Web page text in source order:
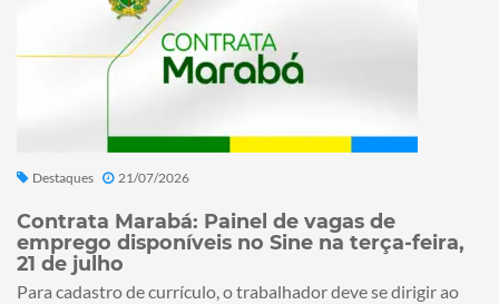
Destaques 21/07/2026
Contrata Marabá: Painel de vagas de
emprego disponíveis no Sine na terça-feira,
21 de julho
Para cadastro de currículo, o trabalhador deve se dirigir ao